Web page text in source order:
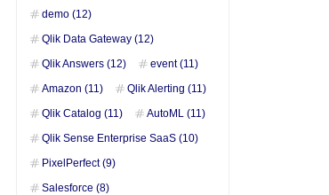
demo (12)
Qlik Data Gateway (12)
Qlik Answers (12)
event (11)
Amazon (11)
Qlik Alerting (11)
Qlik Catalog (11)
AutoML (11)
Qlik Sense Enterprise SaaS (10)
PixelPerfect (9)
Salesforce (8)